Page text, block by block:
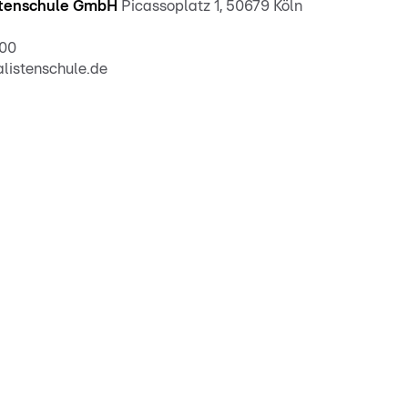
GmbH Picassoplatz 1, 50679 Köln